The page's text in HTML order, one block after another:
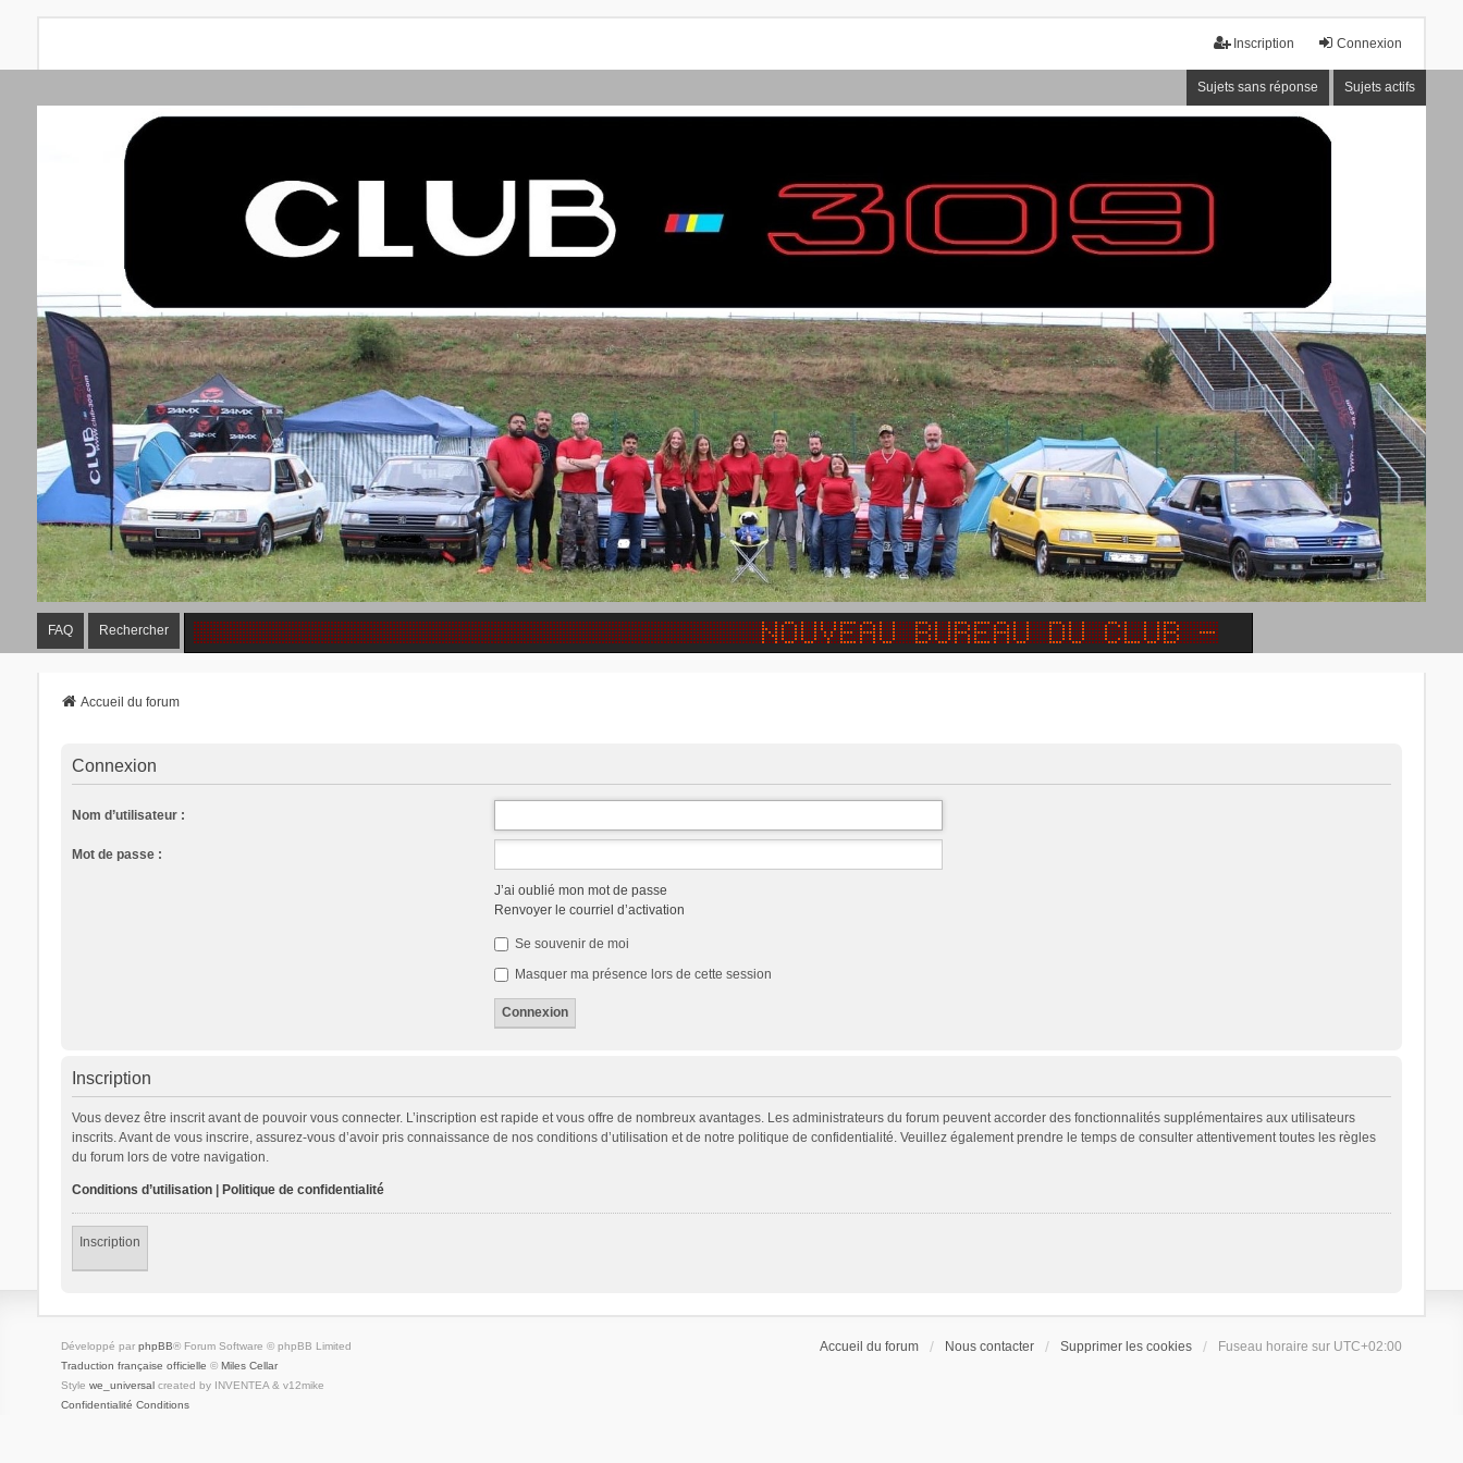
Connexion
Inscription
Sujets sans réponse Sujets actifs
FAQ Rechercher
Accueil du forum
Connexion
Nom d’utilisateur :
Mot de passe :
J’ai oublié mon mot de passe
Renvoyer le courriel d’activation
Se souvenir de moi
Masquer ma présence lors de cette session
Inscription
Vous devez être inscrit avant de pouvoir vous connecter. L’inscription est rapide et vous offre de nombreux avantages. Les administrateurs du forum peuvent accorder des fonctionnalités supplémentaires aux utilisateurs
inscrits. Avant de vous inscrire, assurez-vous d’avoir pris connaissance de nos conditions d’utilisation et de notre politique de confidentialité. Veuillez également prendre le temps de consulter attentivement toutes les règles
du forum lors de votre navigation.
Conditions d’utilisation| Politique de confidentialité
Inscription
Accueil du forum Nous contacter Supprimer les cookies Fuseau horaire sur UTC+02:00
Développé par phpBB® Forum Software © phpBB Limited
Traduction française officielle © Miles Cellar
Style we_universalcreated by INVENTEA & v12mike
Confidentialité Conditions